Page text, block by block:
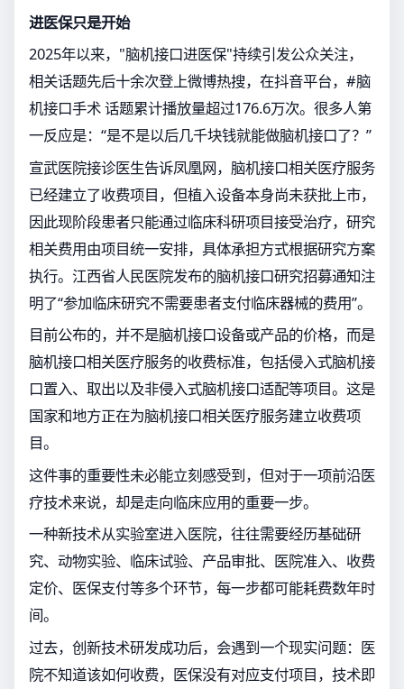
进医保只是开始
2025年以来，"脑机接口进医保"持续引发公众关注，
相关话题先后十余次登上微博热搜，在抖音平台，#脑
机接口手术 话题累计播放量超过176.6万次。很多人第
一反应是：“是不是以后几千块钱就能做脑机接口了？”
宣武医院接诊医生告诉凤凰网，脑机接口相关医疗服务
已经建立了收费项目，但植入设备本身尚未获批上市，
因此现阶段患者只能通过临床科研项目接受治疗，研究
相关费用由项目统一安排，具体承担方式根据研究方案
执行。江西省人民医院发布的脑机接口研究招募通知注
明了“参加临床研究不需要患者支付临床器械的费用”。
目前公布的，并不是脑机接口设备或产品的价格，而是
脑机接口相关医疗服务的收费标准，包括侵入式脑机接
口置入、取出以及非侵入式脑机接口适配等项目。这是
国家和地方正在为脑机接口相关医疗服务建立收费项
目。
这件事的重要性未必能立刻感受到，但对于一项前沿医
疗技术来说，却是走向临床应用的重要一步。
一种新技术从实验室进入医院，往往需要经历基础研
究、动物实验、临床试验、产品审批、医院准入、收费
定价、医保支付等多个环节，每一步都可能耗费数年时
间。
过去，创新技术研发成功后，会遇到一个现实问题：医
院不知道该如何收费，医保没有对应支付项目，技术即